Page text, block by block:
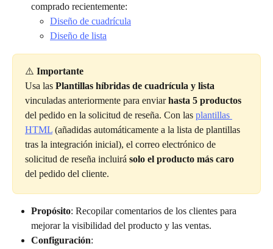
comprado recientemente:
Diseño de cuadrícula
Diseño de lista
⚠️ Importante
Usa las Plantillas híbridas de cuadrícula y lista
vinculadas anteriormente para enviar hasta 5 productos
del pedido en la solicitud de reseña. Con las plantillas
HTML (añadidas automáticamente a la lista de plantillas
tras la integración inicial), el correo electrónico de
solicitud de reseña incluirá solo el producto más caro
del pedido del cliente.
Propósito: Recopilar comentarios de los clientes para
mejorar la visibilidad del producto y las ventas.
Configuración: